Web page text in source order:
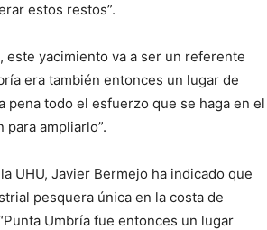
estos restos”.
este yacimiento va a ser un referente
era también entonces un lugar de
pena todo el esfuerzo que se haga en el
ampliarlo”.
UHU, Javier Bermejo ha indicado que
pesquera única en la costa de
Umbría fue entonces un lugar